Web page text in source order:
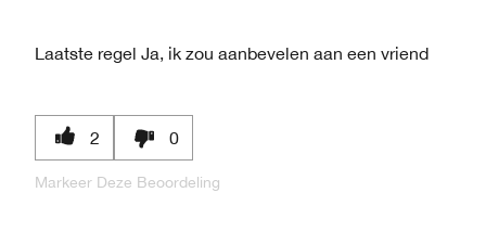
Laatste regel Ja, ik zou aanbevelen aan een vriend
2 0
Markeer Deze Beoordeling